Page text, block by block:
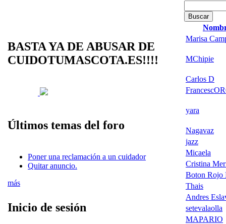
BASTA YA DE ABUSAR DE
CUIDOTUMASCOTA.ES!!!!
Últimos temas del foro
Poner una reclamación a un cuidador
Quitar anuncio.
más
Inicio de sesión
Marisa
MChipie
Carlos D
yara
Nagavaz
jazz
Micaela
Cristina
Boton Rojo
Thais
Andres
setevalaolla
MAPARIO